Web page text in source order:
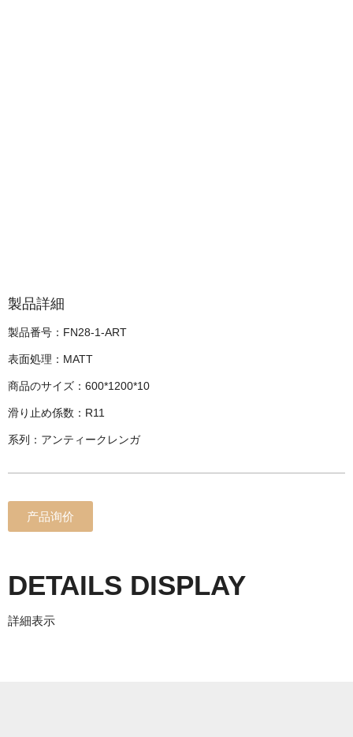
製品詳細
製品番号：FN28-1-ART
表面処理：MATT
商品のサイズ：600*1200*10
滑り止め係数：R11
系列：アンティークレンガ
产品询价
DETAILS DISPLAY
詳細表示